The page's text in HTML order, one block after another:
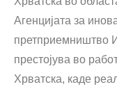
Агенцијата за
претприемништво
престојува во
Хрватска, каде